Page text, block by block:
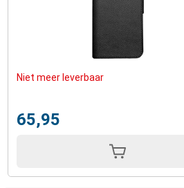
Niet meer leverbaar
65,95